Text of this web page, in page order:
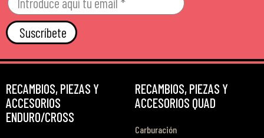
Suscríbete
RECAMBIOS, PIEZAS Y
ACCESORIOS
ENDURO/CROSS
RECAMBIOS, PIEZAS Y
ACCESORIOS QUAD
Carburación